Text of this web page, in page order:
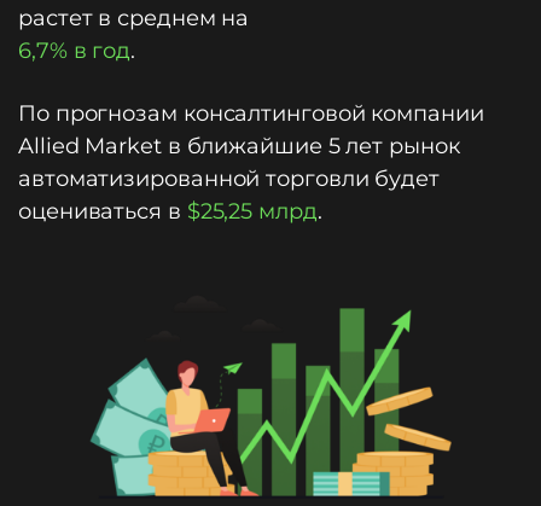
растет в среднем на
6,7% в год.
По прогнозам консалтинговой компании
Allied Market в ближайшие 5 лет рынок
автоматизированной торговли будет
оцениваться в $25,25 млрд.